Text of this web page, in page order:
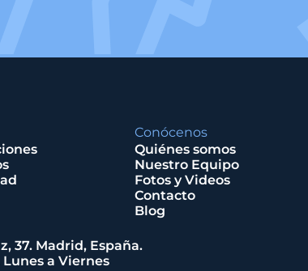
Conócenos
Quiénes somos
Nuestro Equipo
Fotos y Videos
Contacto
Blog
37. Madrid, España.
Lunes a Viernes